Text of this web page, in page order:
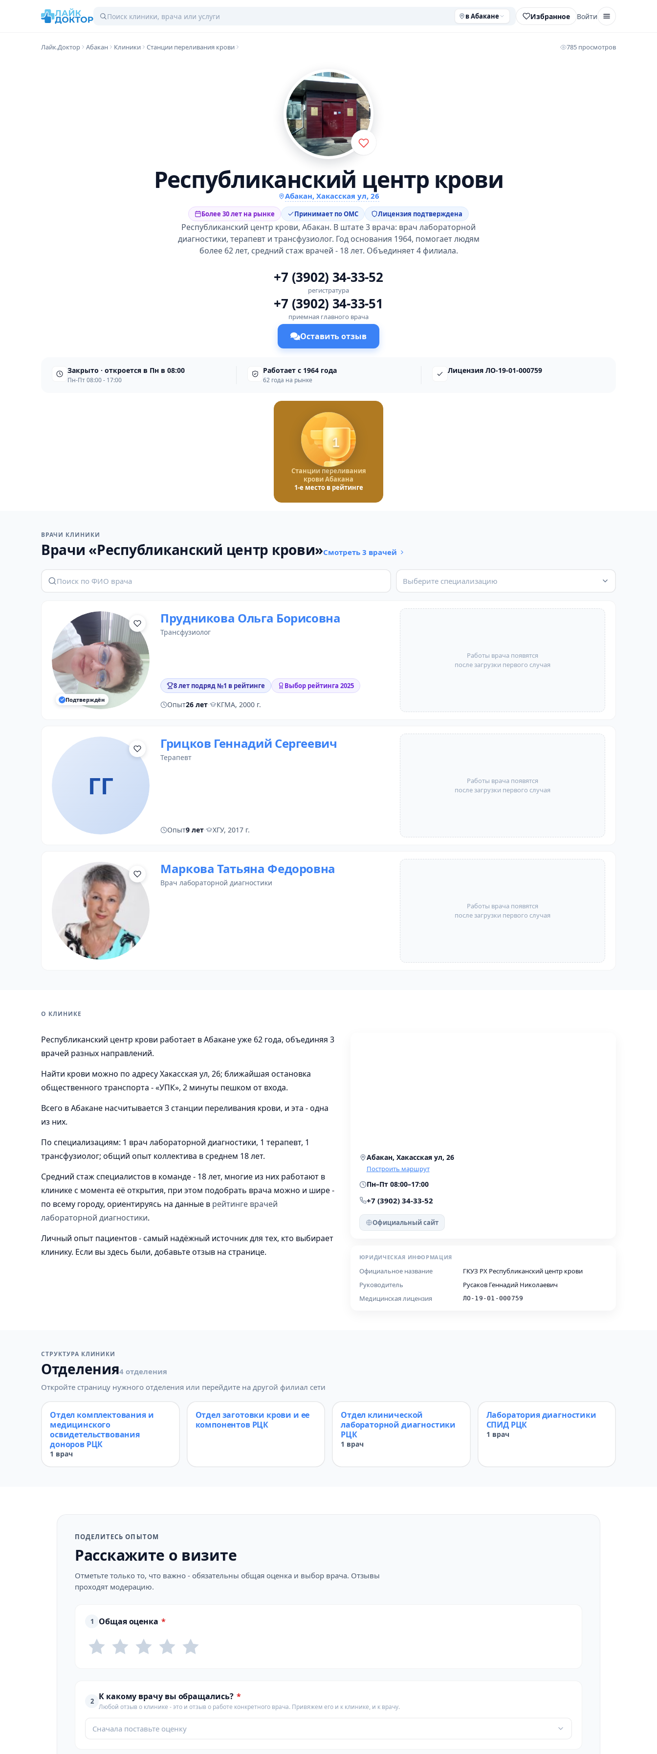
в Абакане Избранное Войти
Лайк.Доктор Абакан Клиники Станции переливания крови 785 просмотров
Республиканский центр крови
Абакан, Хакасская ул, 26
Более 30 лет на рынке Принимает по ОМС Лицензия подтверждена
Республиканский центр крови, Абакан. В штате 3 врача: врач лабораторной
диагностики, терапевт и трансфузиолог. Год основания 1964, помогает людям
более 62 лет, средний стаж врачей - 18 лет. Объединяет 4 филиала.
+7 (3902) 34-33-52
регистратура
+7 (3902) 34-33-51
приемная главного врача
Оставить отзыв
Закрыто · откроется в Пн в 08:00
Пн-Пт 08:00 - 17:00
Работает с 1964 года
62 года на рынке
Лицензия ЛО-19-01-000759
1
Станции переливания
крови Абакана
1-е место в рейтинге
ВРАЧИ КЛИНИКИ
Врачи «Республиканский центр крови»Смотреть 3 врачей
Выберите специализацию
Подтверждён
Прудникова Ольга Борисовна
трансфузиолог
8 лет подряд №1 в рейтинге Выбор рейтинга 2025
Опыт26 лет· КГМА, 2000 г.
Работы врача появятся
после загрузки первого случая
ГГ
Грицков Геннадий Сергеевич
терапевт
Опыт9 лет· ХГУ, 2017 г.
Работы врача появятся
после загрузки первого случая
Маркова Татьяна Федоровна
врач лабораторной диагностики
Работы врача появятся
после загрузки первого случая
О КЛИНИКЕ
Республиканский центр крови работает в Абакане уже 62 года, объединяя 3
врачей разных направлений.
Найти крови можно по адресу Хакасская ул, 26; ближайшая остановка
общественного транспорта - «УПК», 2 минуты пешком от входа.
Всего в Абакане насчитывается 3 станции переливания крови, и эта - одна
из них.
По специализациям: 1 врач лабораторной диагностики, 1 терапевт, 1
трансфузиолог; общий опыт коллектива в среднем 18 лет.
Средний стаж специалистов в команде - 18 лет, многие из них работают в
клинике с момента её открытия, при этом подобрать врача можно и шире -
по всему городу, ориентируясь на данные в рейтинге врачей
лабораторной диагностики.
Личный опыт пациентов - самый надёжный источник для тех, кто выбирает
клинику. Если вы здесь были, добавьте отзыв на странице.
Абакан, Хакасская ул, 26
Построить маршрут
Пн–Пт 08:00–17:00
+7 (3902) 34-33-52
Официальный сайт
ЮРИДИЧЕСКАЯ ИНФОРМАЦИЯ
Официальное название
ГКУЗ РХ Республиканский центр крови
Руководитель
Русаков Геннадий Николаевич
Медицинская лицензия
ЛО-19-01-000759
СТРУКТУРА КЛИНИКИ
Отделения4 отделения
Откройте страницу нужного отделения или перейдите на другой филиал сети
Отдел комплектования и
медицинского
освидетельствования
доноров РЦК
1 врач
Отдел заготовки крови и ее
компонентов РЦК
Отдел клинической
лабораторной диагностики
РЦК
1 врач
Лаборатория диагностики
СПИД РЦК
1 врач
ПОДЕЛИТЕСЬ ОПЫТОМ
Расскажите о визите
Отметьте только то, что важно - обязательны общая оценка и выбор врача. Отзывы
проходят модерацию.
1 Общая оценка *
2 К какому врачу вы обращались? *
Любой отзыв о клинике - это и отзыв о работе конкретного врача. Привяжем его и к клинике, и к врачу.
Сначала поставьте оценку